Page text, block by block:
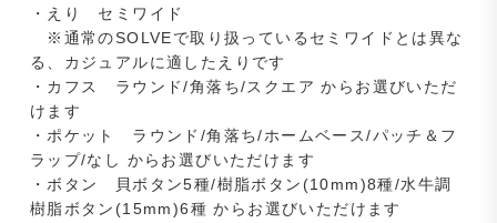
・えり セミワイド
※通常のSOLVEで取り扱っているセミワイドとは異な
る、カジュアルに適したえりです
・カフス ラウンド/角落ち/スクエア からお選びいただ
けます
・ポケット ラウンド/角落ち/ホームベース/パッチ＆フ
ラップ/なし からお選びいただけます
・ボタン 貝ボタン5種/樹脂ボタン(10mm)8種/水牛調
樹脂ボタン(15mm)6種 からお選びいただけます